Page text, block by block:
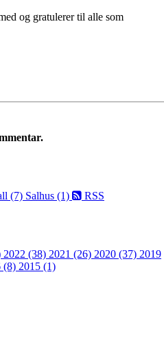
og gratulerer til alle som
(7) Salhus (1) RSS
2022 (38) 2021 (26) 2020 (37) 2019
(8) 2015 (1)